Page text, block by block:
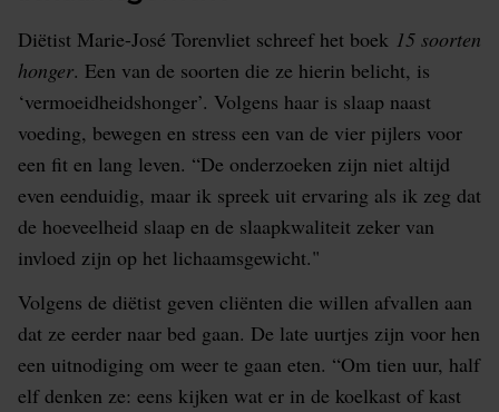
Diëtist Marie-José Torenvliet schreef het boek 15 soorten
honger. Een van de soorten die ze hierin belicht, is
‘vermoeidheidshonger’. Volgens haar is slaap naast
voeding, bewegen en stress een van de vier pijlers voor
een fit en lang leven. “De onderzoeken zijn niet altijd
even eenduidig, maar ik spreek uit ervaring als ik zeg dat
de hoeveelheid slaap en de slaapkwaliteit zeker van
invloed zijn op het lichaamsgewicht."
Volgens de diëtist geven cliënten die willen afvallen aan
dat ze eerder naar bed gaan. De late uurtjes zijn voor hen
een uitnodiging om weer te gaan eten. “Om tien uur, half
elf denken ze: eens kijken wat er in de koelkast of kast